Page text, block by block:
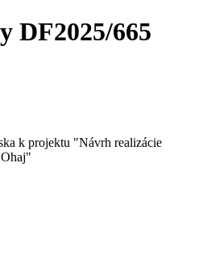
DF2025/665
k projektu "Návrh realizácie